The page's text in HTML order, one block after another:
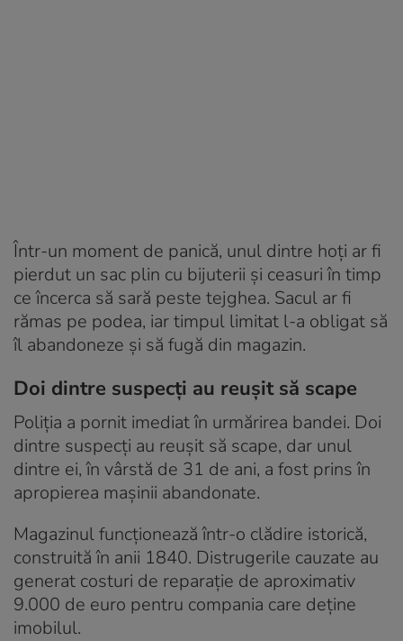
Într-un moment de panică, unul dintre hoți ar fi
pierdut un sac plin cu bijuterii și ceasuri în timp
ce încerca să sară peste tejghea. Sacul ar fi
rămas pe podea, iar timpul limitat l-a obligat să
îl abandoneze și să fugă din magazin.
Doi dintre suspecți au reușit să scape
Poliția a pornit imediat în urmărirea bandei. Doi
dintre suspecți au reușit să scape, dar unul
dintre ei, în vârstă de 31 de ani, a fost prins în
apropierea mașinii abandonate.
Magazinul funcționează într-o clădire istorică,
construită în anii 1840. Distrugerile cauzate au
generat costuri de reparație de aproximativ
9.000 de euro pentru compania care deține
imobilul.